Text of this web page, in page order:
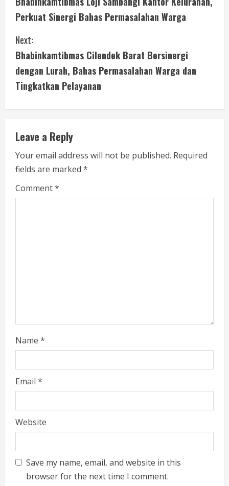
o
n
t
i
n
u
e
R
e
a
Perkuat Sinergi Bahas Permasalahan Warga
Next:
Bhabinkamtibmas Cilendek Barat Bersinergi
dengan Lurah, Bahas Permasalahan Warga dan
Tingkatkan Pelayanan
Leave a Reply
Your email address will not be published. Required
fields are marked *
Comment*
Name *
Email *
Website
Save my name, email, and website in this
browser for the next time I comment.